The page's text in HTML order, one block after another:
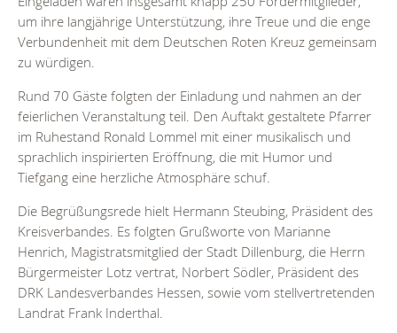
um ihre langjährige Unterstützung, ihre Treue und die enge
Verbundenheit mit dem Deutschen Roten Kreuz gemeinsam
zu würdigen.
Rund 70 Gäste folgten der Einladung und nahmen an der
feierlichen Veranstaltung teil. Den Auftakt gestaltete Pfarrer
im Ruhestand Ronald Lommel mit einer musikalisch und
sprachlich inspirierten Eröffnung, die mit Humor und
Tiefgang eine herzliche Atmosphäre schuf.
Die Begrüßungsrede hielt Hermann Steubing, Präsident des
Kreisverbandes. Es folgten Grußworte von Marianne
Henrich, Magistratsmitglied der Stadt Dillenburg, die Herrn
Bürgermeister Lotz vertrat, Norbert Södler, Präsident des
DRK Landesverbandes Hessen, sowie vom stellvertretenden
Landrat Frank Inderthal.